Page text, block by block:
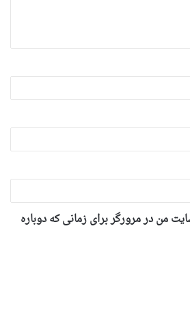
من در مرورگر برای زمانی که دوباره